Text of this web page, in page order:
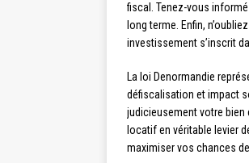
fiscal. Tenez-vous
long terme. Enfin,
investissement s’inscrit
La loi Denormandie
défiscalisation et impact
judicieusement votre
locatif en véritable levier
maximiser vos chances